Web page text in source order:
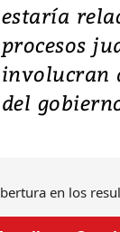
estaría
procesos
involucran
del
en los